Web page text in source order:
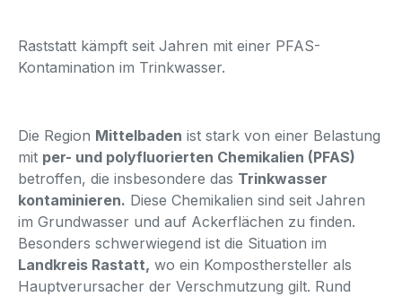
Raststatt kämpft seit Jahren mit einer PFAS-
Kontamination im Trinkwasser.
Die Region Mittelbaden ist stark von einer Belastung
mit per- und polyfluorierten Chemikalien (PFAS)
betroffen, die insbesondere das Trinkwasser
kontaminieren. Diese Chemikalien sind seit Jahren
im Grundwasser und auf Ackerflächen zu finden.
Besonders schwerwiegend ist die Situation im
Landkreis Rastatt, wo ein Komposthersteller als
Hauptverursacher der Verschmutzung gilt. Rund